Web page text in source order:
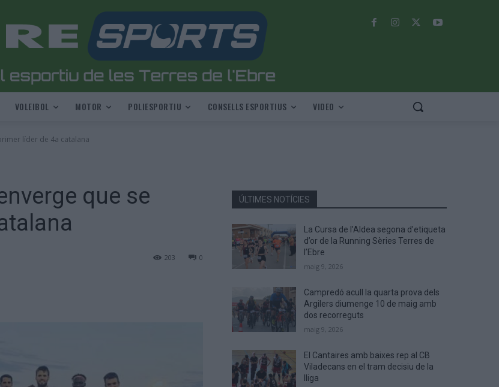
VOLEIBOL MOTOR POLIESPORTIU CONSELLS ESPORTIUS VIDEO
líder de 4a catalana
que se
0
203
ÚLTIMES NOTÍCIES
La Cursa de l’Aldea segona d’etiqueta
d’or de la Running Sèries Terres de
l’Ebre
maig 9, 2026
Campredó acull la quarta prova dels
Argilers diumenge 10 de maig amb
dos recorreguts
maig 9, 2026
El Cantaires amb baixes rep al CB
Viladecans en el tram decisiu de la
lliga